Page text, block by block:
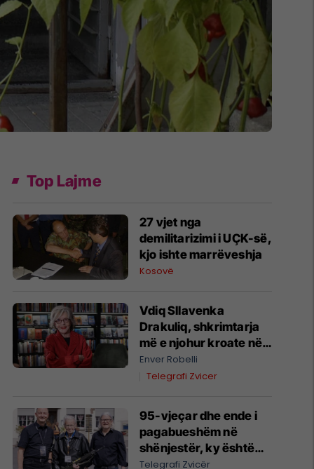
Top Lajme
27 vjet nga
demilitarizimi i UÇK-së,
kjo ishte marrëveshja
Kosovë
Vdiq Sllavenka
Drakuliq, shkrimtarja
më e njohur kroate në
botë dhe mbrojtësja e
zëshme e Kosovës
Enver Robelli
Telegrafi Zvicer
95-vjeçar dhe ende i
pagabueshëm në
shënjestër, ky është
qitësi më i vjetër në
Telegrafi Zvicër